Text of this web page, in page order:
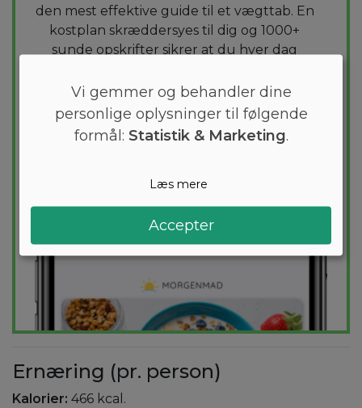
den mest effektive guide til et vægttab. En
kostplan skræddersyes til dig og 1000+
sunde opskrifter sikrer at du hver dag
PRØVGRATIS
Ernæring (pr. person)
Kalorier: 466 kcal.
Vi gemmer og behandler dine
personlige oplysninger til følgende
formål: Statistik & Marketing.
Læs mere
Accepter